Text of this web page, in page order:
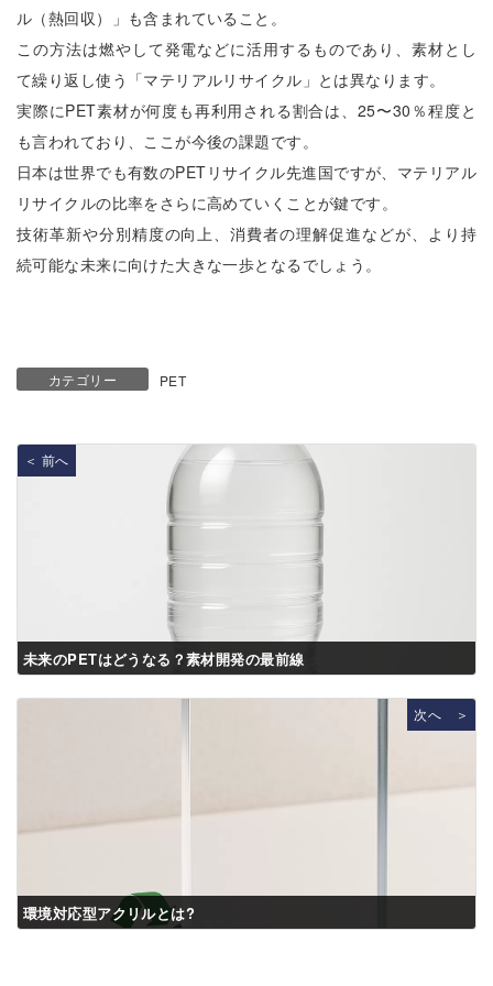
ル（熱回収）」も含まれていること。
この方法は燃やして発電などに活用するものであり、素材とし
て繰り返し使う「マテリアルリサイクル」とは異なります。
実際にPET素材が何度も再利用される割合は、25〜30％程度と
も言われており、ここが今後の課題です。
日本は世界でも有数のPETリサイクル先進国ですが、マテリアル
リサイクルの比率をさらに高めていくことが鍵です。
技術革新や分別精度の向上、消費者の理解促進などが、より持
続可能な未来に向けた大きな一歩となるでしょう。
カテゴリー PET
＜ 前へ
未来のPETはどうなる？素材開発の最前線
次へ ＞
環境対応型アクリルとは?